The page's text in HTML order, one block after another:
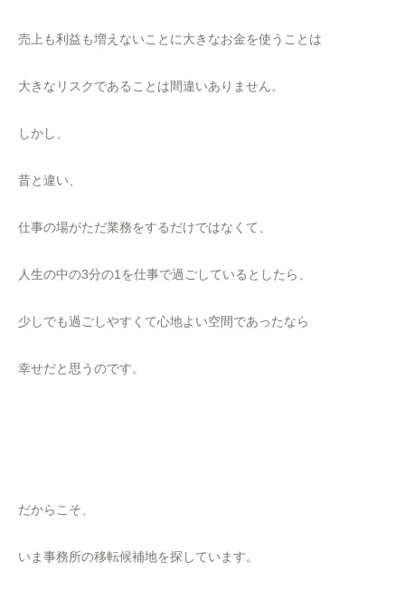
売上も利益も増えないことに大きなお金を使うことは
大きなリスクであることは間違いありません。
しかし、
昔と違い、
仕事の場がただ業務をするだけではなくて、
人生の中の3分の1を仕事で過ごしているとしたら、
少しでも過ごしやすくて心地よい空間であったなら
幸せだと思うのです。
だからこそ、
いま事務所の移転候補地を探しています。